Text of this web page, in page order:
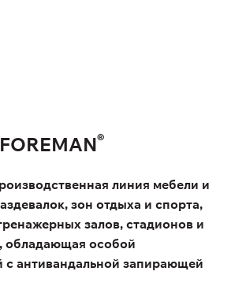
®
линия мебели и
зон отдыха и спорта,
залов, стадионов и
обладающая особой
с антивандальной запирающей